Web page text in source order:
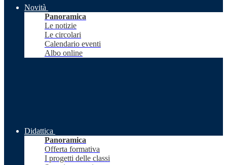
Novità
Panoramica
Le notizie
Le circolari
Calendario eventi
Albo online
Didattica
Panoramica
Offerta formativa
I progetti delle classi